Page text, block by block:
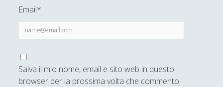
Tullio Aebischer
Umberto Rossolini
Valeria Franco
Valerio Stagno
Wolfgang Francesco Pili
Email*
Salva il mio nome, email e sito web in questo
browser per la prossima volta che commento.